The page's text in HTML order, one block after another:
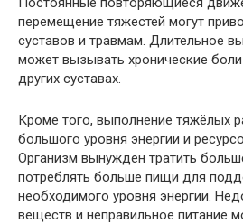
перемещение тяжестей могут
суставов и травмам. Длительное
может вызывать хронические боли
других суставах.
Кроме того, выполнение тяжёлых
большого уровня энергии и
Организм вынужден тратить
потреблять больше пищи для
необходимого уровня энергии.
веществ и неправильное питание